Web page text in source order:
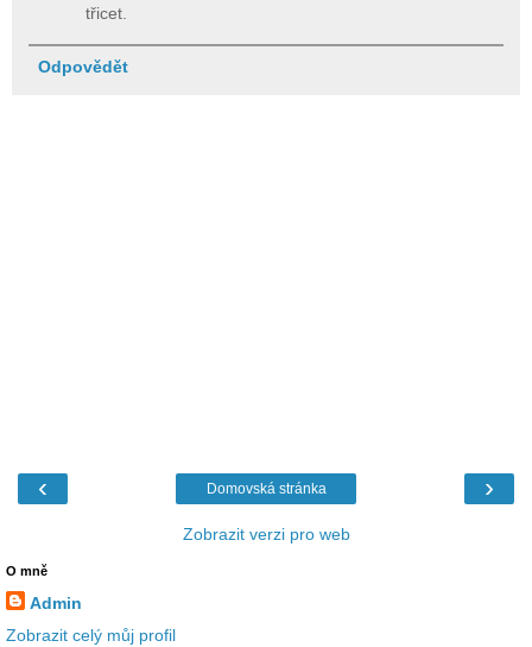
třicet.
Odpovědět
‹ ›
Domovská stránka
Zobrazit verzi pro web
O mně
Admin
Zobrazit celý můj profil